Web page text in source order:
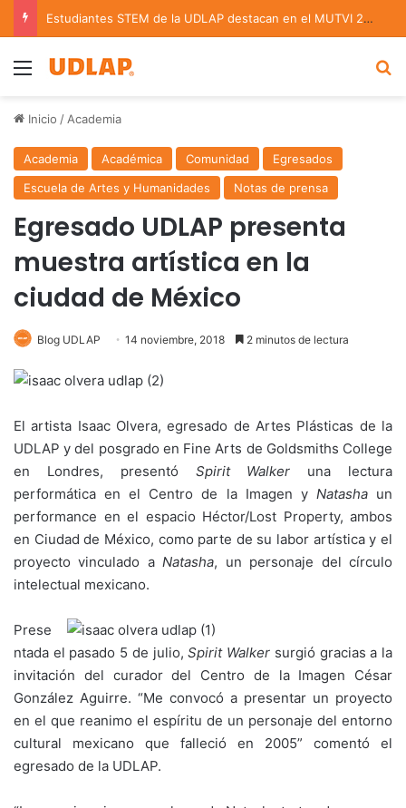
Estudiantes STEM de la UDLAP destacan en el MUTVI 2026
Menu
Inicio / Academia
Academia Académica Comunidad
Egresados
Escuela de Artes y Humanidades
Notas de prensa
Egresado UDLAP presenta
muestra artística en la
ciudad de México
Blog UDLAP 14 noviembre, 2018 2 minutos de lectura
El artista Isaac Olvera, egresado de Artes Plásticas de la
UDLAP y del posgrado en Fine Arts de Goldsmiths College
en Londres, presentó Spirit Walker una
lectura
performática en el Centro de la Imagen y Natashaun
performance en el espacio Héctor/Lost Property, ambos
en Ciudad de México, como parte de su labor artística y el
proyecto vinculado aNatasha, un personaje del círculo
intelectual mexicano.
Prese
ntada el pasado 5 de julio,Spirit Walker surgió gracias a la
invitación del curador del Centro de la Imagen César
González Aguirre. “Me convocó a presentar un proyecto
en el que reanimo el espíritu de un personaje del entorno
cultural mexicano que falleció en 2005” comentó el
egresado de la UDLAP.